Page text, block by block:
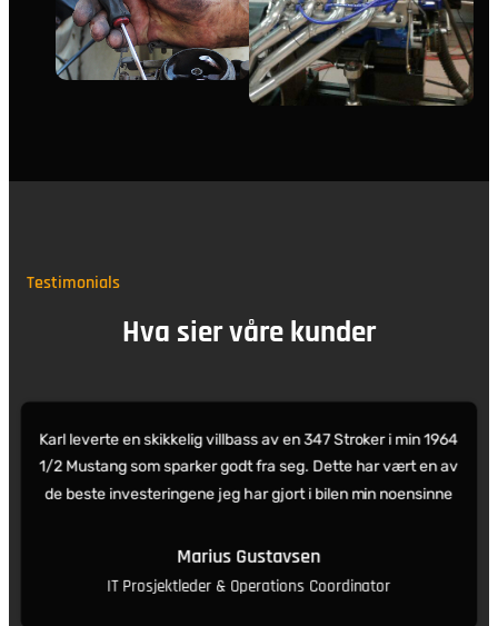
Testimonials
Hva sier våre kunder
Karl leverte en skikkelig villbass av en 347 Stroker i min 1964
1/2 Mustang som sparker godt fra seg. Dette har vært en av
de beste investeringene jeg har gjort i bilen min noensinne
Marius Gustavsen
IT Prosjektleder & Operations Coordinator